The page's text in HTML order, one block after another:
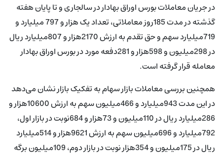
در جریان معاملات بورس اوراق بهادار در سالجاری و تا پایان هفته
گذشته در مدت 185روز معاملاتی، تعداد یک هزار و 797 میلیارد و
719میلیارد سهم و حق تقدم به ارزش 2170هزار و 807میلیارد ریال
در 298میلیون و 598هزار و 281دفعه مورد در بورس اوراق بهادار
معامله قرار گرفته است.
همچنین بررسی معاملات بازار سهام به تفکیک بازار نشان می‌دهد
در این مدت 943میلیارد و 466میلیون سهم به ارزش 10600هزار و
286میلیارد ریال در 110میلیون و 73هزار و 684نوبت در بازار اول،
792میلیارد و 696میلیون سهم به ارزش 9621هزار و 514میلیارد
ریال در 175میلیون و 354هزار نوبت در بازار دوم، 109میلیون برگه